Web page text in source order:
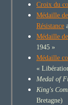
Croix du
Médaille
Résistance
Médaille
1945 »
Médaille
«
Medal of
King's
Bretagne)